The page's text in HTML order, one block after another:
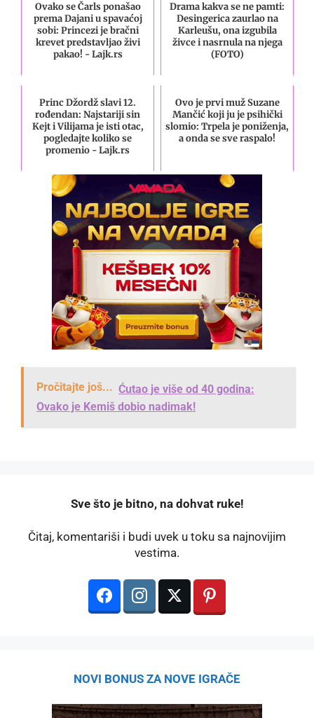
Ovako se Čarls ponašao
prema Dajani u spavaćoj
sobi: Princezi je bračni
krevet predstavljao živi
pakao! - Lajk.rs
Drama kakva se ne pamti:
Desingerica zaurlao na
Karleušu, ona izgubila
živce i nasrnula na njega
(FOTO)
Princ Džordž slavi 12.
rođendan: Najstariji sin
Kejt i Vilijama je isti otac,
pogledajte koliko se
promenio - Lajk.rs
Ovo je prvi muž Suzane
Mančić koji ju je psihički
slomio: Trpela je poniženja,
a onda se sve raspalo!
Pročitajte još... Ćutao je više od 40 godina:
Ovako je Kemiš dobio nadimak!
️Sve što je bitno, na dohvat ruke!
Čitaj, komentariši i budi uvek u toku sa najnovijim
vestima.
NOVI BONUS ZA NOVE IGRAČE